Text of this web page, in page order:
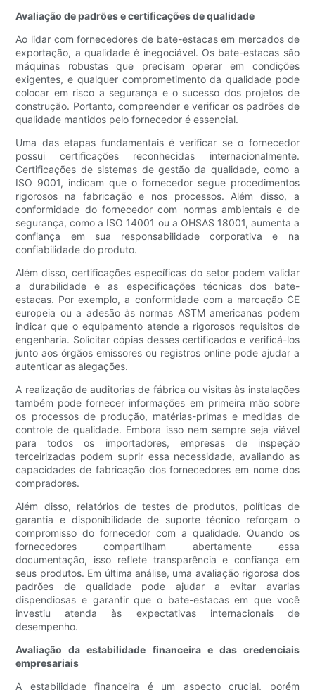
Avaliação de padrões e certificações de qualidade
Ao lidar com fornecedores de bate-estacas em mercados de
exportação, a qualidade é inegociável. Os bate-estacas são
máquinas robustas que precisam operar em condições
exigentes, e qualquer comprometimento da qualidade pode
colocar em risco a segurança e o sucesso dos projetos de
construção. Portanto, compreender e verificar os padrões de
qualidade mantidos pelo fornecedor é essencial.
Uma das etapas fundamentais é verificar se o fornecedor
possui certificações reconhecidas internacionalmente.
Certificações de sistemas de gestão da qualidade, como a
ISO 9001, indicam que o fornecedor segue procedimentos
rigorosos na fabricação e nos processos. Além disso, a
conformidade do fornecedor com normas ambientais e de
segurança, como a ISO 14001 ou a OHSAS 18001, aumenta a
confiança em sua responsabilidade corporativa e na
confiabilidade do produto.
Além disso, certificações específicas do setor podem validar
a durabilidade e as especificações técnicas dos bate-
estacas. Por exemplo, a conformidade com a marcação CE
europeia ou a adesão às normas ASTM americanas podem
indicar que o equipamento atende a rigorosos requisitos de
engenharia. Solicitar cópias desses certificados e verificá-los
junto aos órgãos emissores ou registros online pode ajudar a
autenticar as alegações.
A realização de auditorias de fábrica ou visitas às instalações
também pode fornecer informações em primeira mão sobre
os processos de produção, matérias-primas e medidas de
controle de qualidade. Embora isso nem sempre seja viável
para todos os importadores, empresas de inspeção
terceirizadas podem suprir essa necessidade, avaliando as
capacidades de fabricação dos fornecedores em nome dos
compradores.
Além disso, relatórios de testes de produtos, políticas de
garantia e disponibilidade de suporte técnico reforçam o
compromisso do fornecedor com a qualidade. Quando os
fornecedores compartilham abertamente essa
documentação, isso reflete transparência e confiança em
seus produtos. Em última análise, uma avaliação rigorosa dos
padrões de qualidade pode ajudar a evitar avarias
dispendiosas e garantir que o bate-estacas em que você
investiu atenda às expectativas internacionais de
desempenho.
Avaliação da estabilidade financeira e das credenciais
empresariais
A estabilidade financeira é um aspecto crucial, porém